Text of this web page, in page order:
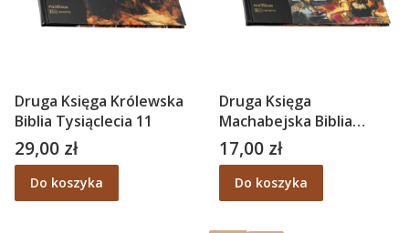
Druga Księga Królewska
Biblia Tysiąclecia 11
Cena
29,00 zł
Do koszyka
Druga Księga
Machabejska Biblia
Tysiąclecia 17
Cena
17,00 zł
Do koszyka